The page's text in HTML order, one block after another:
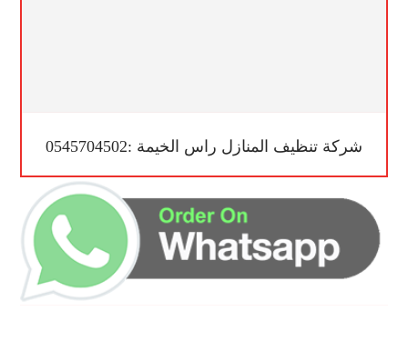
شركة تنظيف المنازل راس الخيمة :0545704502